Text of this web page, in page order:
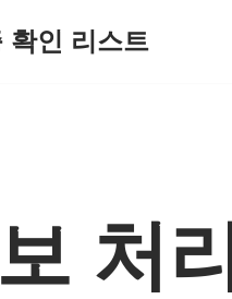
확인 리스트
처